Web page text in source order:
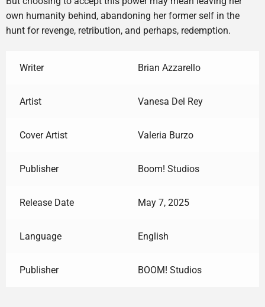
own humanity behind, abandoning her former self in the
hunt for revenge, retribution, and perhaps, redemption.
Writer Brian Azzarello
Artist Vanesa Del Rey
Cover Artist Valeria Burzo
Publisher Boom! Studios
Release Date May 7, 2025
Language English
Publisher BOOM! Studios